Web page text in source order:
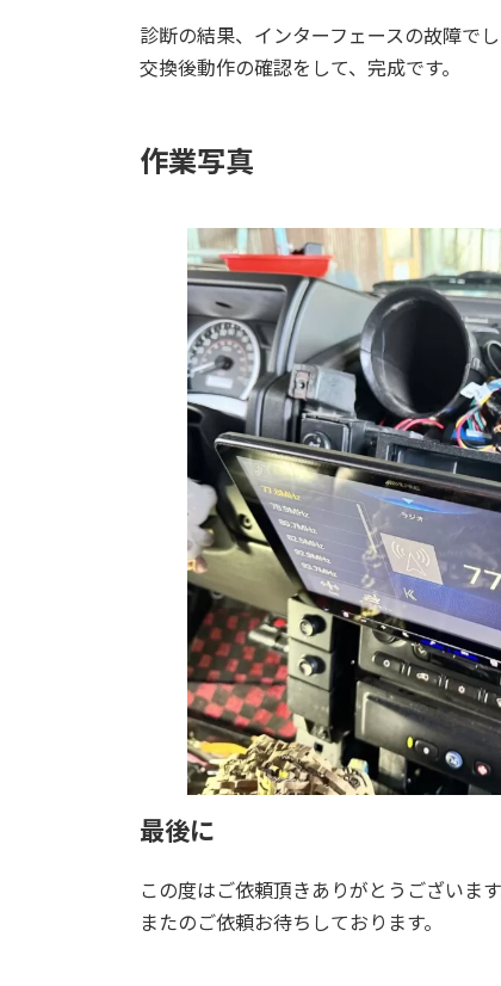
診断の結果、インターフェースの故障で
交換後動作の確認をして、完成です。
作業写真
最後に
この度はご依頼頂きありがとうございます
またのご依頼お待ちしております。